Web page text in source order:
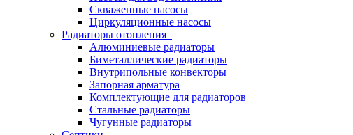
Скваженные насосы
Циркуляционные насосы
Радиаторы отопления
Алюминиевые радиаторы
Биметаллические радиаторы
Внутрипольные конвекторы
Запорная арматура
Комплектующие для радиаторов
Стальные радиаторы
Чугунные радиаторы